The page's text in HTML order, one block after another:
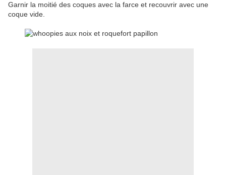
Garnir la moitié des coques avec la farce et recouvrir avec une
coque vide.